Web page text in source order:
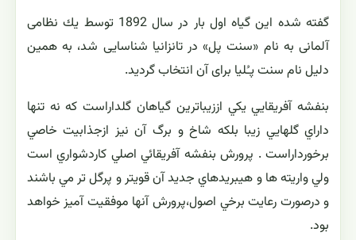
گفته شده این گیاه اول بار در سال 1892 توسط یك نظامی
آلمانی به نام «سنت پل» در تانزانیا شناسایی شد، به همین
دلیل نام سنت پـُلیا برای آن انتخاب گردید.
بنفشه آفريقايي يكي اززيباترين گياهان گلداراست كه نه تنها
داراي گلهايي زيبا بلكه شاخ و برگ آن نيز ازجذابيت خاصي
برخورداراست . پرورش بنفشه آفريقائي اصلي كاردشواري است
ولي واريته ها و هيبريدهاي جديد آن قويتر و پرگل تر مي باشند
و درصورت رعايت برخي اصول،پرورش آنها موفقيت آميز خواهد
بود.